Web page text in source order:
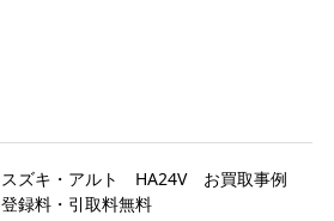
スズキ・アルト HA24V お買取事例
登録料・引取料無料